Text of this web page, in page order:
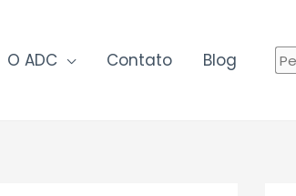
O ADC Contato Blog